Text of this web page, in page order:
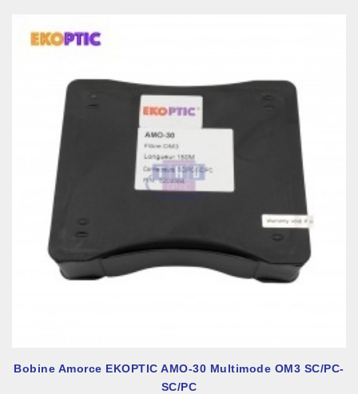
Bobine Amorce EKOPTIC AMO-30 Multimode OM3 SC/PC-
SC/PC